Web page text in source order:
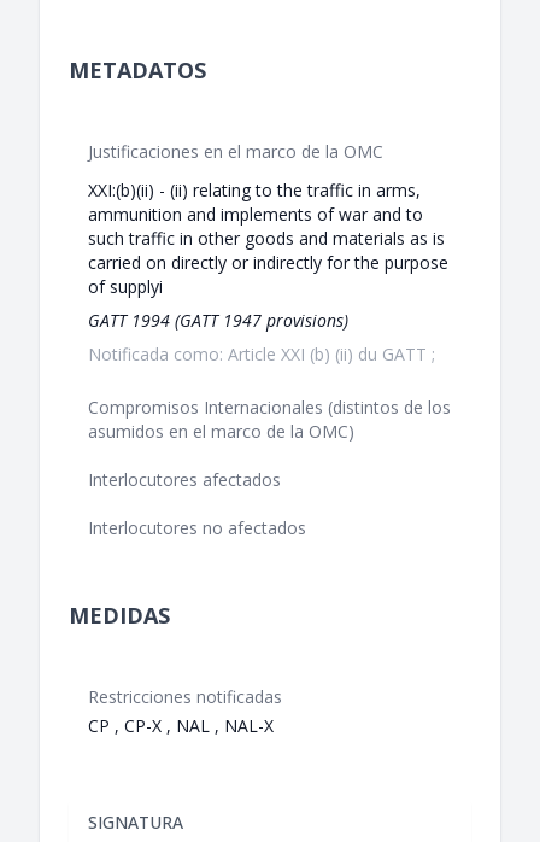
METADATOS
Justificaciones en el marco de la OMC
XXI:(b)(ii) - (ii) relating to the traffic in arms,
ammunition and implements of war and to
such traffic in other goods and materials as is
carried on directly or indirectly for the purpose
of supplyi
GATT 1994 (GATT 1947 provisions)
Notificada como: Article XXI (b) (ii) du GATT ;
Compromisos Internacionales (distintos de los
asumidos en el marco de la OMC)
Interlocutores afectados
Interlocutores no afectados
MEDIDAS
Restricciones notificadas
CP , CP-X , NAL , NAL-X
SIGNATURA